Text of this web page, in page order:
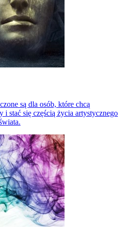
są dla osób, które chcą
stać się częścią życia artystycznego